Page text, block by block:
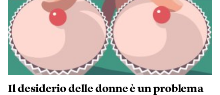
Il desiderio delle donne è un problema